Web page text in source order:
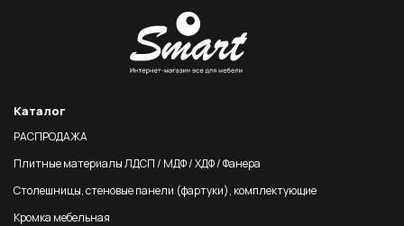
Каталог
РАСПРОДАЖА
Плитные материалы ЛДСП / МДФ / ХДФ / Фанера
Столешницы, стеновые панели (фартуки), комплектующие
Кромка мебельная